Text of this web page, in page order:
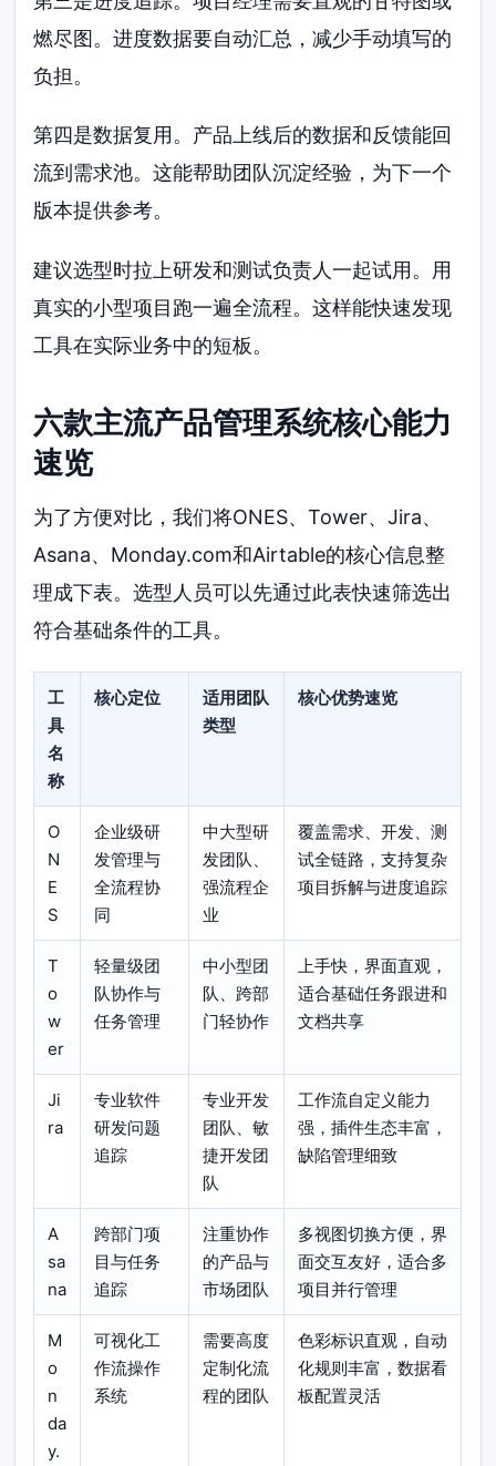
燃尽图。进度数据要自动汇总，减少手动填写的
负担。
第四是数据复用。产品上线后的数据和反馈能回
流到需求池。这能帮助团队沉淀经验，为下一个
版本提供参考。
建议选型时拉上研发和测试负责人一起试用。用
真实的小型项目跑一遍全流程。这样能快速发现
工具在实际业务中的短板。
六款主流产品管理系统核心能力
速览
为了方便对比，我们将ONES、Tower、Jira、
Asana、Monday.com和Airtable的核心信息整
理成下表。选型人员可以先通过此表快速筛选出
符合基础条件的工具。
工
具
名
称
核心定位
适用团队
类型
核心优势速览
O
N
E
S
企业级研
发管理与
全流程协
同
中大型研
发团队、
强流程企
业
覆盖需求、开发、测
试全链路，支持复杂
项目拆解与进度追踪
T
o
w
er
轻量级团
队协作与
任务管理
中小型团
队、跨部
门轻协作
上手快，界面直观，
适合基础任务跟进和
文档共享
Ji
ra
专业软件
研发问题
追踪
专业开发
团队、敏
捷开发团
队
工作流自定义能力
强，插件生态丰富，
缺陷管理细致
A
sa
na
跨部门项
目与任务
追踪
注重协作
的产品与
市场团队
多视图切换方便，界
面交互友好，适合多
项目并行管理
M
o
n
da
y.
可视化工
作流操作
系统
需要高度
定制化流
程的团队
色彩标识直观，自动
化规则丰富，数据看
板配置灵活